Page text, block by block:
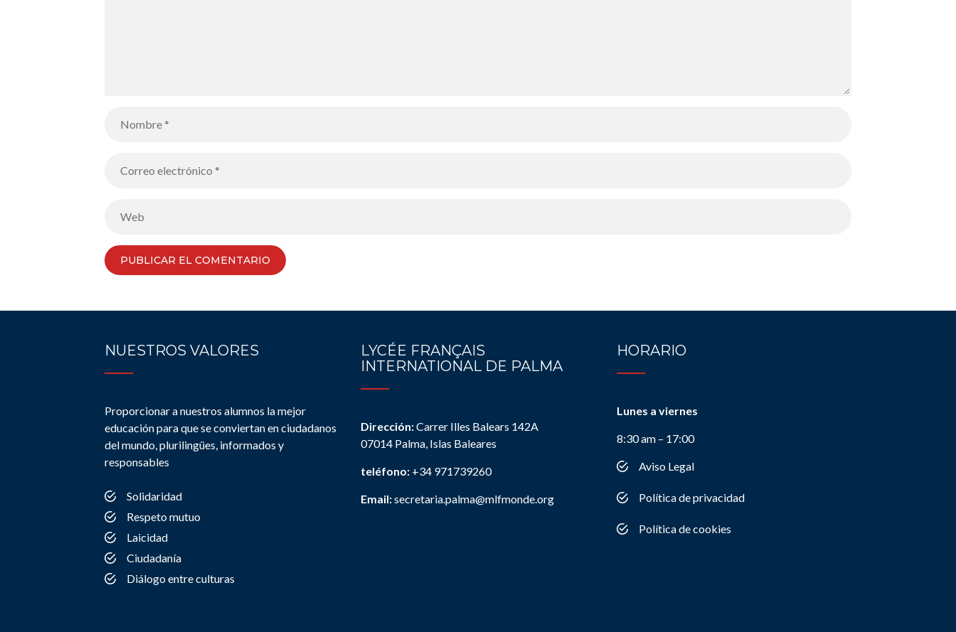
NUESTROS VALORES
Proporcionar a nuestros alumnos la mejor
educación para que se conviertan en ciudadanos
del mundo, plurilingües, informados y
responsables
Solidaridad
Respeto mutuo
Laicidad
Ciudadanía
Diálogo entre culturas
LYCÉE FRANÇAIS
INTERNATIONAL DE PALMA
Dirección:Carrer Illes Balears 142A
07014 Palma, Islas Baleares
teléfono: +34 971739260
Email:secretaria.palma@mlfmonde.org
HORARIO
Lunes a viernes
8:30 am – 17:00
Aviso Legal
Política de privacidad
Política de cookies